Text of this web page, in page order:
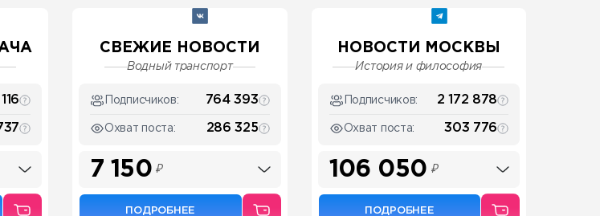
СВЕЖИЕ НОВОСТИ
Водный транспорт
Подписчиков: 764 393
Охват поста: 286 325
7 150 ₽
ПОДРОБНЕЕ
НОВОСТИ МОСКВЫ
История и философия
Подписчиков: 2 172 878
Охват поста: 303 776
106 050 ₽
ПОДРОБНЕЕ